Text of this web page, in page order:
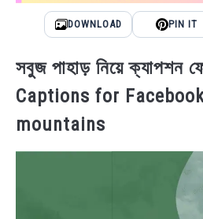
DOWNLOAD PIN IT
সবুজ পাহাড় নিয়ে ক্যাপশন
Captions for
mountains